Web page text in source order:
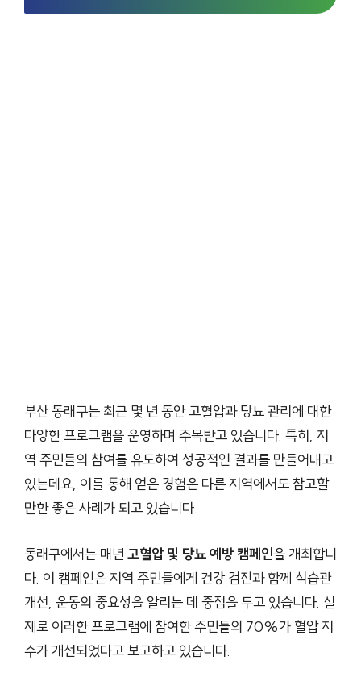
부산 동래구는 최근 몇 년 동안 고혈압과 당뇨 관리에 대한
다양한 프로그램을 운영하며 주목받고 있습니다. 특히, 지
역 주민들의 참여를 유도하여 성공적인 결과를 만들어내고
있는데요, 이를 통해 얻은 경험은 다른 지역에서도 참고할
만한 좋은 사례가 되고 있습니다.
동래구에서는 매년 고혈압 및 당뇨 예방 캠페인을 개최합니
다. 이 캠페인은 지역 주민들에게 건강 검진과 함께 식습관
개선, 운동의 중요성을 알리는 데 중점을 두고 있습니다. 실
제로 이러한 프로그램에 참여한 주민들의 70%가 혈압 지
수가 개선되었다고 보고하고 있습니다.